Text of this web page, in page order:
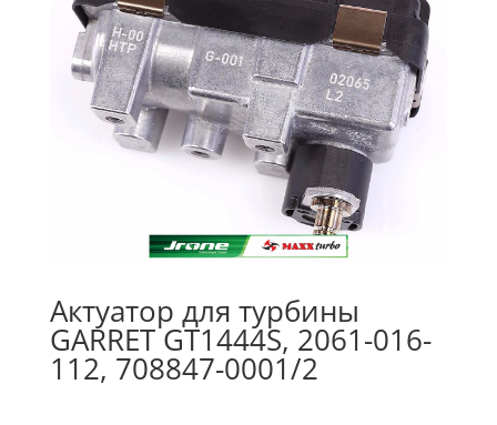
Актуатор для турбины
GARRET GT1444S, 2061-016-
112, 708847-0001/2